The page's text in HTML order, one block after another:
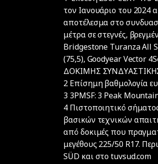
τον Ιανουάριο του 2024
αποτέλεσμα στο
μέτρα σε στεγνές,
Bridgestone Turanza All
(75,5), Goodyear Vector
ΔΟΚΙΜΗΣ
2 Επίσημη βαθμολογία
3 3PMSF: 3 Peak
4 Πιστοποιητικό
βασικών τεχνικών
από δοκιμές που
μεγέθους 225/50 R17.
SÜD και στο tuvsud.com